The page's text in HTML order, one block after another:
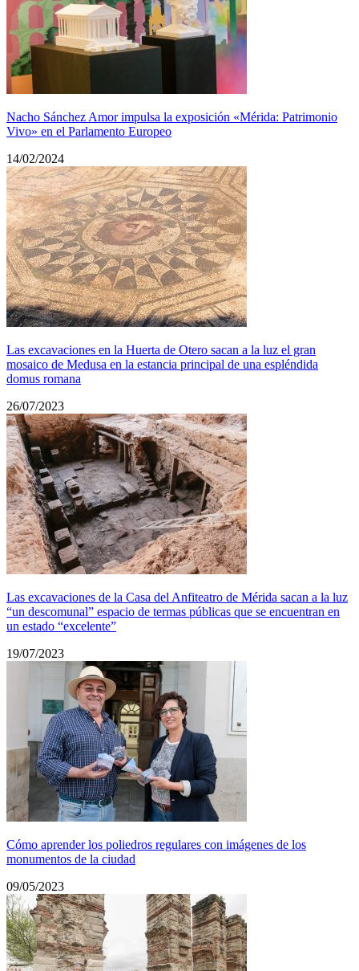
Nacho Sánchez Amor impulsa la exposición «Mérida: Patrimonio
Vivo» en el Parlamento Europeo
14/02/2024
Las excavaciones en la Huerta de Otero sacan a la luz el gran
mosaico de Medusa en la estancia principal de una espléndida
domus romana
26/07/2023
Las excavaciones de la Casa del Anfiteatro de Mérida sacan a la luz
“un descomunal” espacio de termas públicas que se encuentran en
un estado “excelente”
19/07/2023
Cómo aprender los poliedros regulares con imágenes de los
monumentos de la ciudad
09/05/2023